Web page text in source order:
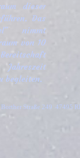
dieser
Das
nimmt
von 10
begleiten.
Straße 249  47495